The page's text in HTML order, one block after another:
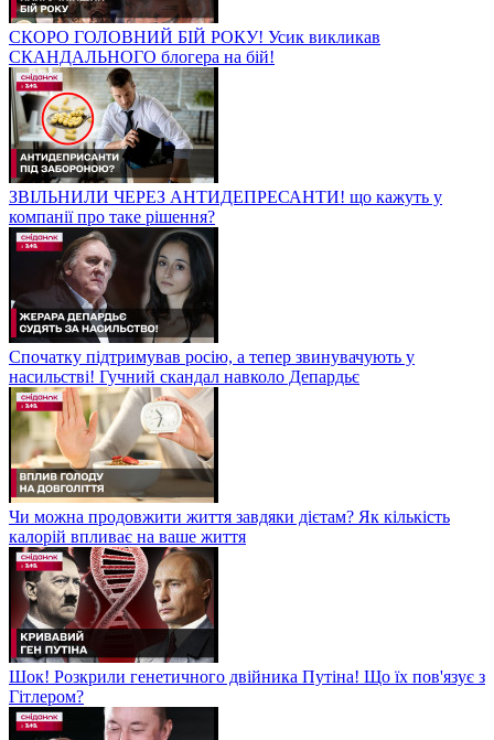
СКОРО ГОЛОВНИЙ БІЙ РОКУ! Усик викликав
СКАНДАЛЬНОГО блогера на бій!
ЗВІЛЬНИЛИ ЧЕРЕЗ АНТИДЕПРЕСАНТИ! що кажуть у
компанії про таке рішення?
Спочатку підтримував росію, а тепер звинувачують у
насильстві! Гучний скандал навколо Депардьє
Чи можна продовжити життя завдяки дієтам? Як кількість
калорій впливає на ваше життя
Шок! Розкрили генетичного двійника Путіна! Що їх пов'язує з
Гітлером?